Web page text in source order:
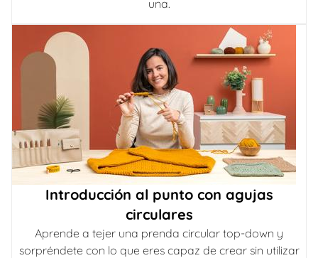
una.
Introducción al punto con agujas
circulares
Aprende a tejer una prenda circular top-down y
sorpréndete con lo que eres capaz de crear sin utilizar